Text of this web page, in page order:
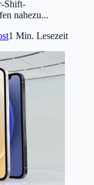
Shift-
nahezu...
1 Min. Lesezeit